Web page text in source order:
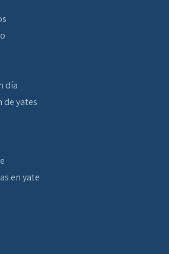
día
de yates
en yate